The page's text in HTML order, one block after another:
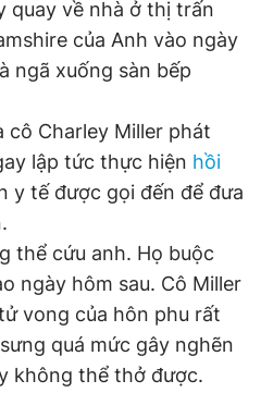
- BTTTT cấp ngày 24.3.2020
về Báo Thanh Niên. Cấm sao
có sự chấp thuận bằng văn
JSC.
quay về nhà ở thị trấn
của Anh vào ngày
ngã xuống sàn bếp
cô Charley Miller phát
lập tức thực hiện hồi
y tế được gọi đến để đưa
thể cứu anh. Họ buộc
ngày hôm sau. Cô Miller
vong của hôn phu rất
quá mức gây nghẽn
không thể thở được.